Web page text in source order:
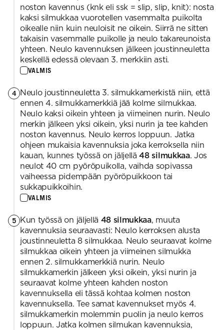
noston kavennus (knk eli ssk = slip, slip, knit): nosta
kaksi silmukkaa vuorotellen vasemmalta puikolta
oikealle niin kuin neuloisit ne oikein. Siirrä ne sitten
takaisin vasemmalle puikolle ja neulo takareunoista
yhteen. Neulo kavennuksen jälkeen joustinneuletta
keskellä edessä olevaan 3. merkkiin asti.
VALMIS
4 Neulo joustinneuletta 3. silmukkamerkistä niin, että
ennen 4. silmukkamerkkiä jää kolme silmukkaa.
Neulo kaksi oikein yhteen ja viimeinen nurin. Neulo
merkin jälkeen yksi oikein, yksi nurin ja tee kahden
noston kavennus. Neulo kerros loppuun. Jatka
ohjeen mukaisia kavennuksia joka kerroksella niin
kauan, kunnes työssä on jäljellä 48 silmukkaa. Jos
neulot 40 cm pyöröpuikolla, vaihda sopivassa
vaiheessa pidempään pyöröpuikkoon tai
sukkapuikkoihin.
VALMIS
5 Kun työssä on jäljellä 48 silmukkaa, muuta
kavennuksia seuraavasti: Neulo kerroksen alusta
joustinneuletta 8 silmukkaa. Neulo seuraavat kolme
silmukkaa oikein yhteen ja viimeinen silmukka
ennen 2. silmukkamerkkiä nurin. Neulo
silmukkamerkin jälkeen yksi oikein, yksi nurin ja
seuraavat kolme yhteen kahden noston
kavennuksella eli tässä kohtaa kolmen noston
kavennuksella. Tee samat kavennukset myös 4.
silmukkamerkin molemmin puolin ja neulo kerros
loppuun. Jatka kolmen silmukan kavennuksia,